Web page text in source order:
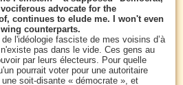
advocate for the
continues to elude me. I won't even
counterparts.
l'idéologie fasciste de mes voisins d’à
pas dans le vide. Ces gens au
par leurs électeurs. Pour quelle
pourrait voter pour une autoritaire
soit-disante « démocrate », et